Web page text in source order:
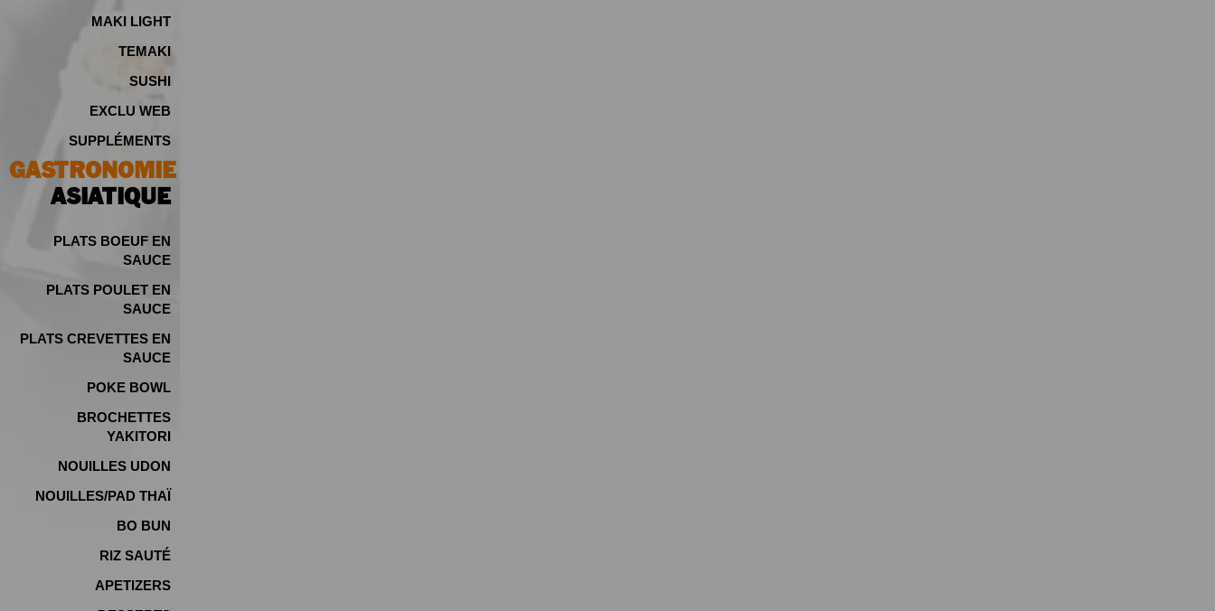
MAKI LIGHT
TEMAKI
SUSHI
EXCLU WEB
SUPPLÉMENTS
GASTRONOMIE
ASIATIQUE
PLATS BOEUF EN
SAUCE
PLATS POULET EN
SAUCE
PLATS CREVETTES EN
SAUCE
POKE BOWL
BROCHETTES
YAKITORI
NOUILLES UDON
NOUILLES/PAD THAÏ
BO BUN
RIZ SAUTÉ
APETIZERS